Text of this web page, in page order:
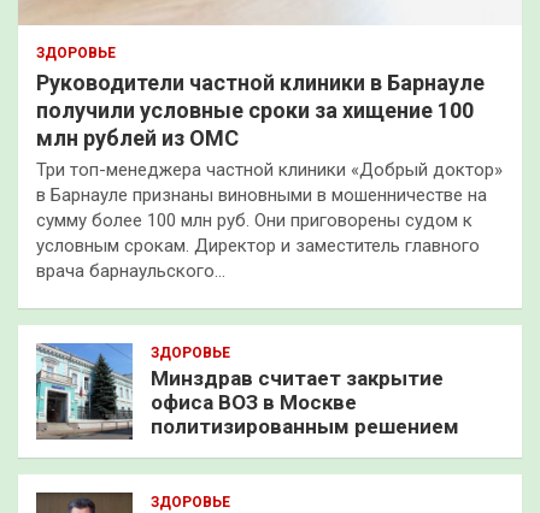
ЗДОРОВЬЕ
Руководители частной клиники в Барнауле
получили условные сроки за хищение 100
млн рублей из ОМС
Три топ-менеджера частной клиники «Добрый доктор»
в Барнауле признаны виновными в мошенничестве на
сумму более 100 млн руб. Они приговорены судом к
условным срокам. Директор и заместитель главного
врача барнаульского…
ЗДОРОВЬЕ
Минздрав считает закрытие
офиса ВОЗ в Москве
политизированным решением
ЗДОРОВЬЕ